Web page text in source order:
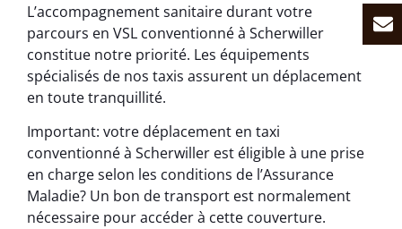
L’accompagnement sanitaire durant votre
parcours en VSL conventionné à Scherwiller
constitue notre priorité. Les équipements
spécialisés de nos taxis assurent un déplacement
en toute tranquillité.
Important: votre déplacement en taxi
conventionné à Scherwiller est éligible à une prise
en charge selon les conditions de l’Assurance
Maladie? Un bon de transport est normalement
nécessaire pour accéder à cette couverture.